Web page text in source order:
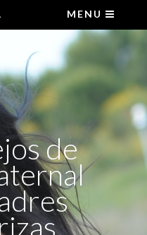
MENU
de